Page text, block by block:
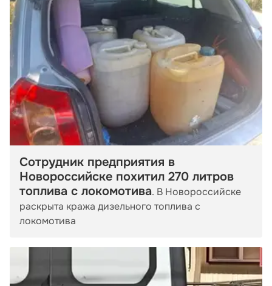
Сотрудник предприятия в
Новороссийске похитил 270 литров
топлива с локомотива. В Новороссийске
раскрыта кража дизельного топлива с
локомотива